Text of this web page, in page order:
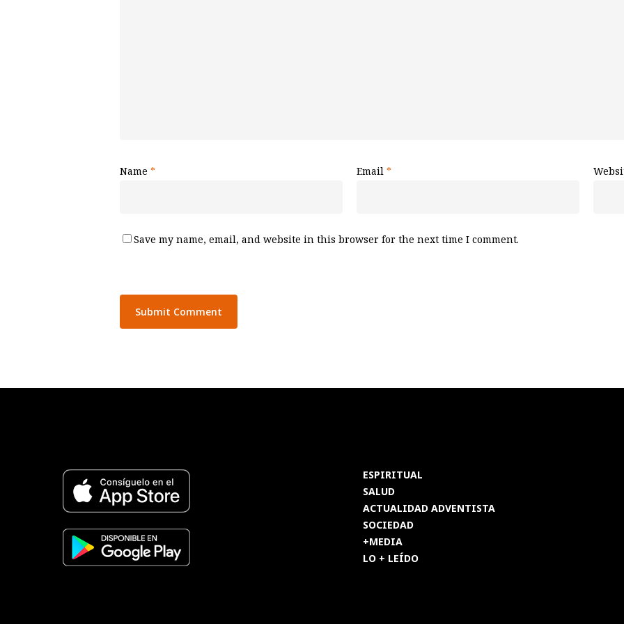
Name * Email *
Save my name, email, and website in this browser for the next time I comment.
ESPIRITUAL
SALUD
ACTUALIDAD ADVENTISTA
SOCIEDAD
+MEDIA
LO + LEÍDO